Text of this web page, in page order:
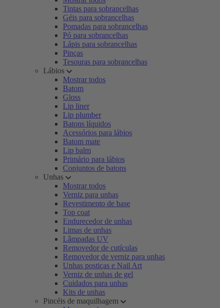
Tintas para sobrancelhas
Géis para sobrancelhas
Pomadas para sobrancelhas
Pó para sobrancelhas
Lápis para sobrancelhas
Pinças
Tesouras para sobrancelhas
Lábios
Mostrar todos
Batom
Gloss
Lip liner
Lip plumber
Batons líquidos
Acessórios para lábios
Batom mate
Lip balm
Primário para lábios
Conjuntos de batons
Unhas
Mostrar todos
Verniz para unhas
Revestimento de base
Top coat
Endurecedor de unhas
Limas de unhas
Lâmpadas UV
Removedor de cutículas
Removedor de verniz para unhas
Unhas postiças e Nail Art
Verniz de unhas de gel
Cuidados para unhas
Kits de unhas
Pincéis de maquilhagem